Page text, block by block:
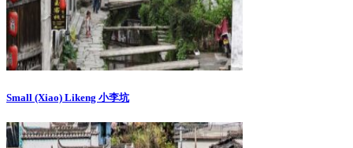
Small (Xiao) Likeng 小李坑